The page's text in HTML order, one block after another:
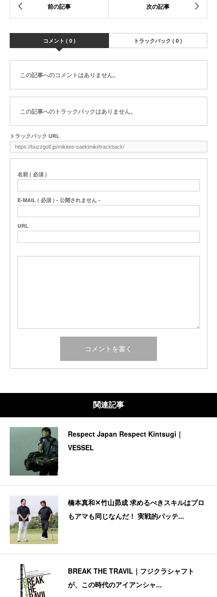
コメント ( 0 ) トラックバック ( 0 )
この記事へのコメントはありません。
この記事へのトラックバックはありません。
トラックバック URL
名前 ( 必須 )
E-MAIL ( 必須 ) - 公開されません -
URL
関連記事
Respect Japan Respect Kintsugi｜
VESSEL
橋本真和✕竹山昴成 求めるべきスキルはプロ
もアマも同じなんだ！ 実戦的パッテ...
BREAK THE TRAVIL｜フジクラシャフト
が、この時代のアイアンシャ...